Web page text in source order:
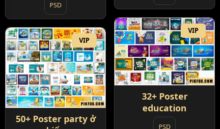
PSD
VIP
32+ Poster
education
PSD
VIP
50+ Poster party ở